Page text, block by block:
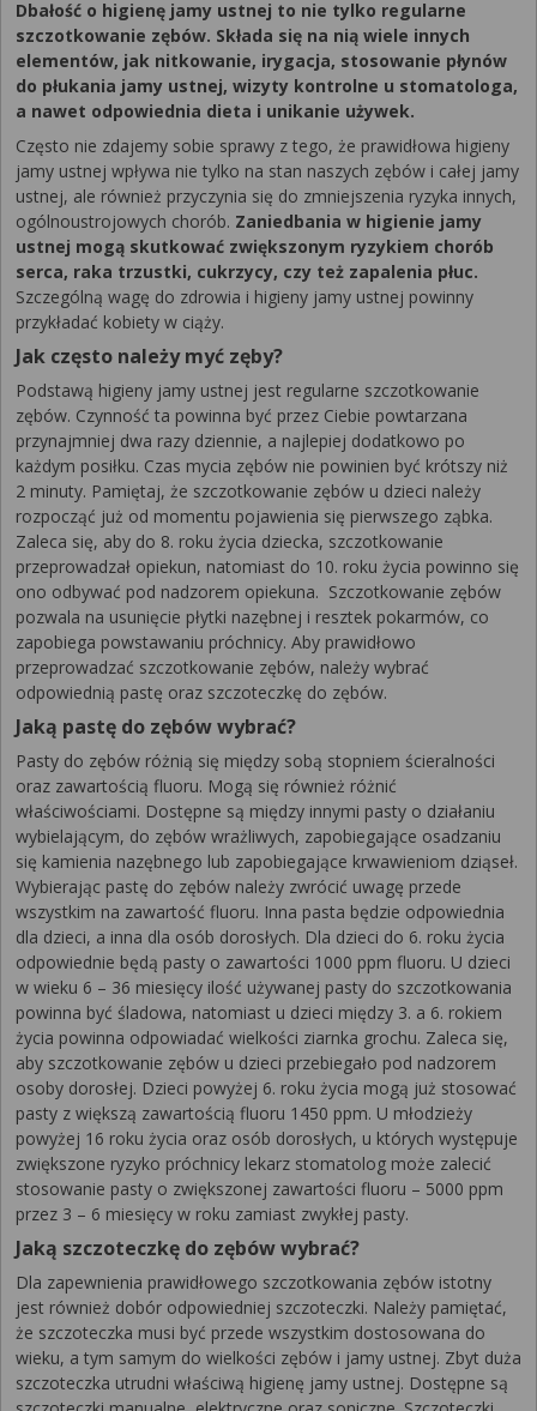
Dbałość o higienę jamy ustnej to nie tylko regularne
szczotkowanie zębów. Składa się na nią wiele innych
elementów, jak nitkowanie, irygacja, stosowanie płynów
do płukania jamy ustnej, wizyty kontrolne u stomatologa,
a nawet odpowiednia dieta i unikanie używek.
Często nie zdajemy sobie sprawy z tego, że prawidłowa higieny
jamy ustnej wpływa nie tylko na stan naszych zębów i całej jamy
ustnej, ale również przyczynia się do zmniejszenia ryzyka innych,
ogólnoustrojowych chorób. Zaniedbania w higienie jamy
ustnej mogą skutkować zwiększonym ryzykiem chorób
serca, raka trzustki, cukrzycy, czy też zapalenia płuc.
Szczególną wagę do zdrowia i higieny jamy ustnej powinny
przykładać kobiety w ciąży.
Jak często należy myć zęby?
Podstawą higieny jamy ustnej jest regularne szczotkowanie
zębów. Czynność ta powinna być przez Ciebie powtarzana
przynajmniej dwa razy dziennie, a najlepiej dodatkowo po
każdym posiłku. Czas mycia zębów nie powinien być krótszy niż
2 minuty. Pamiętaj, że szczotkowanie zębów u dzieci należy
rozpocząć już od momentu pojawienia się pierwszego ząbka.
Zaleca się, aby do 8. roku życia dziecka, szczotkowanie
przeprowadzał opiekun, natomiast do 10. roku życia powinno się
ono odbywać pod nadzorem opiekuna. Szczotkowanie zębów
pozwala na usunięcie płytki nazębnej i resztek pokarmów, co
zapobiega powstawaniu próchnicy. Aby prawidłowo
przeprowadzać szczotkowanie zębów, należy wybrać
odpowiednią pastę oraz szczoteczkę do zębów.
Jaką pastę do zębów wybrać?
Pasty do zębów różnią się między sobą stopniem ścieralności
oraz zawartością fluoru. Mogą się również różnić
właściwościami. Dostępne są między innymi pasty o działaniu
wybielającym, do zębów wrażliwych, zapobiegające osadzaniu
się kamienia nazębnego lub zapobiegające krwawieniom dziąseł.
Wybierając pastę do zębów należy zwrócić uwagę przede
wszystkim na zawartość fluoru. Inna pasta będzie odpowiednia
dla dzieci, a inna dla osób dorosłych. Dla dzieci do 6. roku życia
odpowiednie będą pasty o zawartości 1000 ppm fluoru. U dzieci
w wieku 6 – 36 miesięcy ilość używanej pasty do szczotkowania
powinna być śladowa, natomiast u dzieci między 3. a 6. rokiem
życia powinna odpowiadać wielkości ziarnka grochu. Zaleca się,
aby szczotkowanie zębów u dzieci przebiegało pod nadzorem
osoby dorosłej. Dzieci powyżej 6. roku życia mogą już stosować
pasty z większą zawartością fluoru 1450 ppm. U młodzieży
powyżej 16 roku życia oraz osób dorosłych, u których występuje
zwiększone ryzyko próchnicy lekarz stomatolog może zalecić
stosowanie pasty o zwiększonej zawartości fluoru – 5000 ppm
przez 3 – 6 miesięcy w roku zamiast zwykłej pasty.
Jaką szczoteczkę do zębów wybrać?
Dla zapewnienia prawidłowego szczotkowania zębów istotny
jest również dobór odpowiedniej szczoteczki. Należy pamiętać,
że szczoteczka musi być przede wszystkim dostosowana do
wieku, a tym samym do wielkości zębów i jamy ustnej. Zbyt duża
szczoteczka utrudni właściwą higienę jamy ustnej. Dostępne są